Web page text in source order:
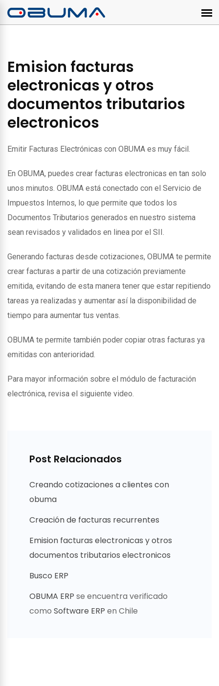
Emision facturas
electronicas y otros
documentos tributarios
electronicos
Emitir Facturas Electrónicas con OBUMA es muy fácil.
En OBUMA, puedes crear facturas electronicas en tan solo
unos minutos. OBUMA está conectado con el Servicio de
Impuestos Internos, lo que permite que todos los
Documentos Tributarios generados en nuestro sistema
sean revisados y validados en linea por el SII.
Generando facturas desde cotizaciones, OBUMA te permite
crear facturas a partir de una cotización previamente
emitida, evitando de esta manera tener que estar repitiendo
tareas ya realizadas y aumentar así la disponibilidad de
tiempo para aumentar tus ventas.
OBUMA te permite también poder copiar otras facturas ya
emitidas con anterioridad.
Para mayor información sobre el módulo de facturación
electrónica, revisa el siguiente video.
Post Relacionados
Creando cotizaciones a clientes con
obuma
Creación de facturas recurrentes
Emision facturas electronicas y otros
documentos tributarios electronicos
Busco ERP
OBUMA ERP se encuentra verificado
como Software ERP en Chile